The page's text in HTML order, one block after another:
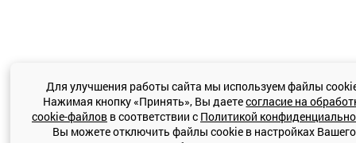
Для улучшения работы сайта мы используем файлы
Нажимая кнопку «Принять», Вы даетесогласие на
cookie-файловв соответствии с Политикой
Вы можете отключить файлы cookie в настройках Вашего